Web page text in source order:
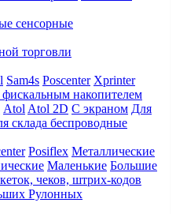
сенсорные
торговли
Sam4s Poscenter Xprinter
накопителем
Atol Atol 2D С экраном Для
склада беспроводные
Posiflex Металлические
Маленькие Большие
чеков, штрих-кодов
Рулонных